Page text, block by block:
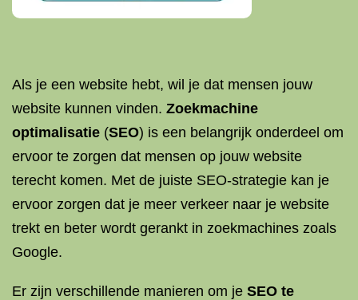
Als je een website hebt, wil je dat mensen jouw
website kunnen vinden. Zoekmachine
optimalisatie (SEO) is een belangrijk onderdeel om
ervoor te zorgen dat mensen op jouw website
terecht komen. Met de juiste SEO-strategie kan je
ervoor zorgen dat je meer verkeer naar je website
trekt en beter wordt gerankt in zoekmachines zoals
Google.
Er zijn verschillende manieren om je SEO te